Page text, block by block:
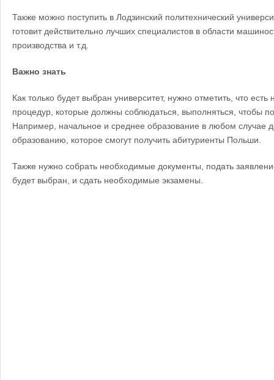
Также можно поступить в Лодзинский политехнический
готовит действительно лучших специалистов в области
производства и т.д.
Важно знать
Как только будет выбран университет, нужно отметить, что
процедур, которые должны соблюдаться, выполняться, чтобы
Например, начальное и среднее образование в любом случае
образованию, которое смогут получить абитуриенты Польши.
Также нужно собрать необходимые документы, подать
будет выбран, и сдать необходимые экзамены.